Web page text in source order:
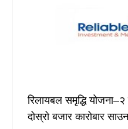
रिलायबल समृद्धि
दोस्रो बजार कारोबार